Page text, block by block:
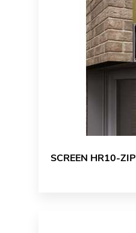
SCREEN HR10-ZIP